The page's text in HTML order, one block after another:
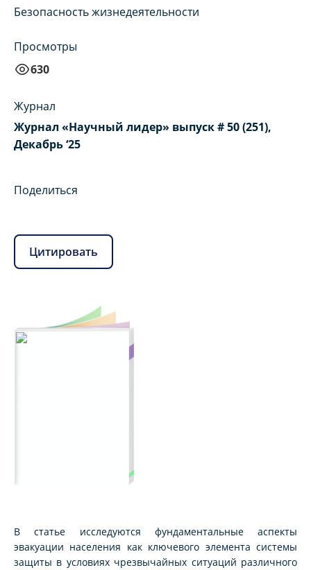
Безопасность жизнедеятельности
Просмотры
630
Журнал
Журнал «Научный лидер» выпуск # 50 (251),
Декабрь ‘25
Поделиться
Цитировать
В статье исследуются фундаментальные аспекты
эвакуации населения как ключевого элемента системы
защиты в условиях чрезвычайных ситуаций различного